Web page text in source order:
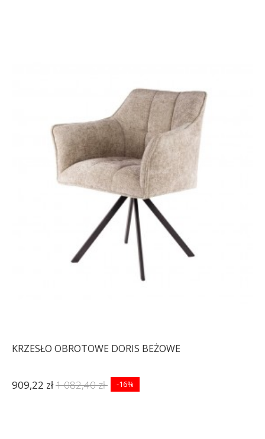
KRZESŁO OBROTOWE DORIS BEŻOWE
909,22 zł1 082,40 zł -16%